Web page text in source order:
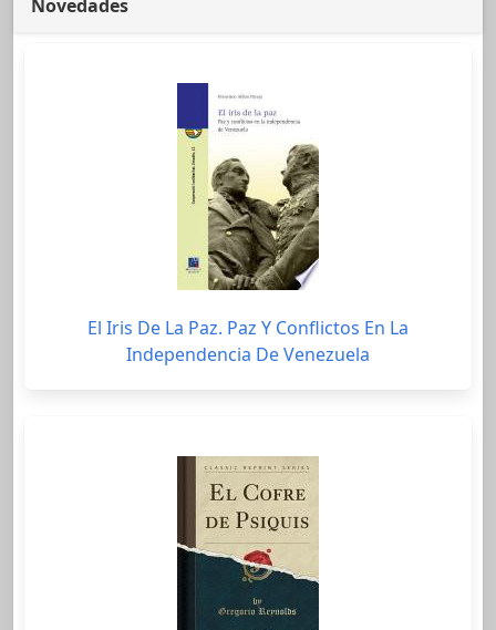
Novedades
El Iris De La Paz. Paz Y Conflictos En La
Independencia De Venezuela